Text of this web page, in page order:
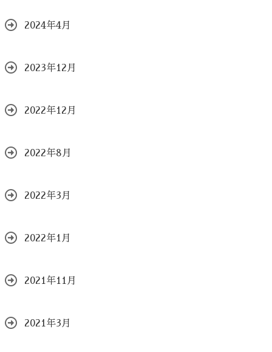
2024年4月
2023年12月
2022年12月
2022年8月
2022年3月
2022年1月
2021年11月
2021年3月